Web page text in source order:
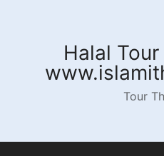
Halal
Tour